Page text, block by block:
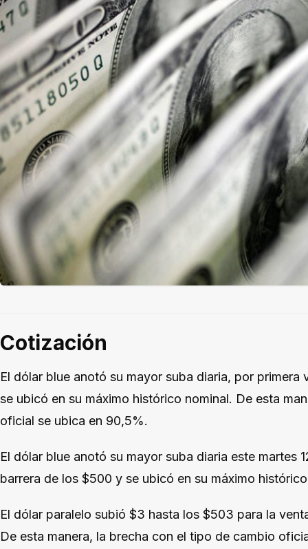
Cotización
El dólar blue anotó su mayor suba diaria, por
se ubicó en su máximo histórico nominal. De esta
oficial se ubica en 90,5%.
El dólar blue anotó su mayor suba diaria este martes
barrera de los $500 y se ubicó en su máximo
El dólar paralelo subió $3 hasta los $503 para la
De esta manera, la brecha con el tipo de cambio